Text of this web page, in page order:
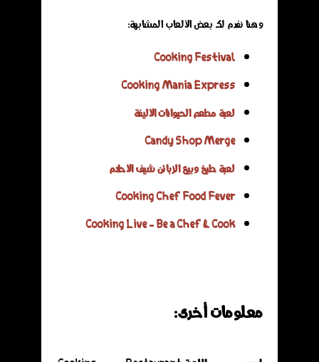
وهنا نفدم لك بعض الألعاب المشابهة:
Cooking Festival
Cooking Mania Express
لعبة مطعم الحيوانات الأليفة
Candy Shop Merge
لعبة طبخ وبيع الزبائن شيف الأحلام
Cooking Chef Food Fever
Cooking Live - Be a Chef & Cook
معلومات أخرى: